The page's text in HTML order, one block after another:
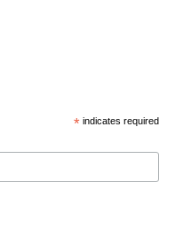
* indicates required